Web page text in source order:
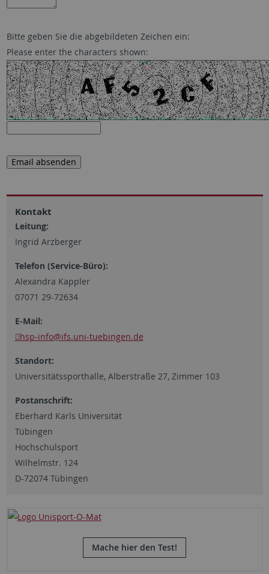
Bitte geben Sie die abgebildeten Zeichen ein:
Please enter the characters shown:
Kontakt
Leitung:
Ingrid Arzberger
Telefon (Service-Büro):
Alexandra Kappler
07071 29-72634
E-Mail:
hsp-info@ifs.uni-tuebingen.de
Standort:
Universitätssporthalle, Alberstraße 27, Zimmer 103
Postanschrift:
Eberhard Karls Universität
Tübingen
Hochschulsport
Wilhelmstr. 124
D-72074 Tübingen
Mache hier den Test!